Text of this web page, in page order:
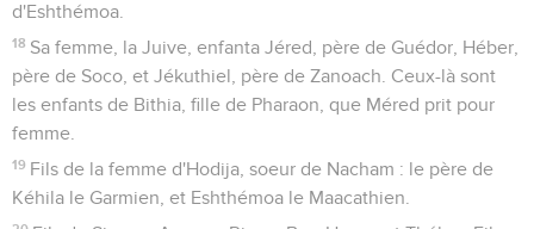
d'Eshthémoa.
18 Sa femme, la Juive, enfanta Jéred, père de Guédor, Héber,
père de Soco, et Jékuthiel, père de Zanoach. Ceux-là sont
les enfants de Bithia, fille de Pharaon, que Méred prit pour
femme.
19 Fils de la femme d'Hodija, soeur de Nacham : le père de
Kéhila le Garmien, et Eshthémoa le Maacathien.